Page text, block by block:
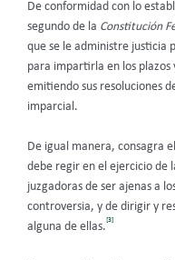
De conformidad con lo
segundo de la Constitución
que se le administre justicia
para impartirla en los plazos
emitiendo sus resoluciones
imparcial.
De igual manera, consagra
debe regir en el ejercicio de
juzgadoras de ser ajenas a
controversia, y de dirigir y
alguna de ellas.
[3]